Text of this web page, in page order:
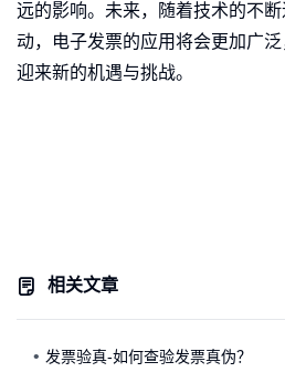
远的影响。未来，随着技术的不
动，电子发票的应用将会更加广
迎来新的机遇与挑战。
相关文章
发票验真-如何查验发票真伪？